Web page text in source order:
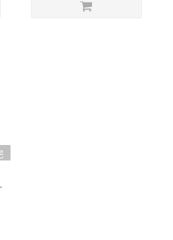
W11/WQXGA/15.1)